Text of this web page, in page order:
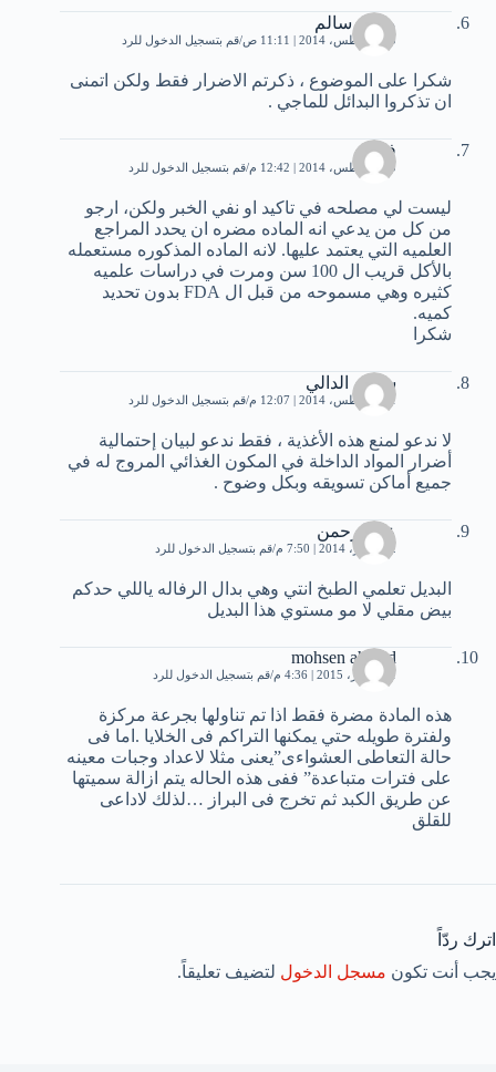
محمد سالم
30 أغسطس، 2014 | 11:11 ص قم بتسجيل الدخول للرد
شكرا على الموضوع ، ذكرتم الاضرار فقط ولكن اتمنى
ان تذكروا البدائل للماجي .
فريد
30 أغسطس، 2014 | 12:42 م قم بتسجيل الدخول للرد
ليست لي مصلحه في تاكيد او نفي الخبر ولكن، ارجو
من كل من يدعي انه الماده مضره ان يحدد المراجع
العلميه التي يعتمد عليها. لانه الماده المذكوره مستعمله
بالأكل قريب ال 100 سن ومرت في دراسات علميه
كثيره وهي مسموحه من قبل ال FDA بدون تحديد
كميه.
شكرا
سلوى الدالي
31 أغسطس، 2014 | 12:07 م قم بتسجيل الدخول للرد
لا ندعو لمنع هذه الأغذية ، فقط ندعو لبيان إحتمالية
أضرار المواد الداخلة في المكون الغذائي المروج له في
جميع أماكن تسويقه وبكل وضوح .
عبدالرحمن
2 سبتمبر، 2014 | 7:50 م قم بتسجيل الدخول للرد
البديل تعلمي الطبخ انتي وهي بدال الرفاله ياللي حدكم
بيض مقلي لا مو مستوي هذا البديل
mohsen ahmed
31 أكتوبر، 2015 | 4:36 م قم بتسجيل الدخول للرد
هذه المادة مضرة فقط اذا تم تناولها بجرعة مركزة
ولفترة طويله حتي يمكنها التراكم فى الخلايا .اما فى
حالة التعاطى العشواءى”يعنى مثلا لاعداد وجبات معينه
على فترات متباعدة” ففى هذه الحاله يتم ازالة سميتها
عن طريق الكبد ثم تخرج فى البراز …لذلك لاداعى
للقلق
اترك ردّاً
يجب أنت تكون مسجل الدخول لتضيف تعليقاً.